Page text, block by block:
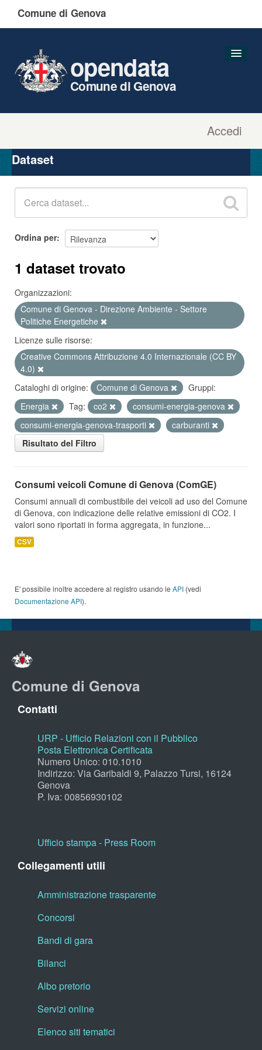
Comune di Genova
Accedi
opendata
Comune di Genova
Organizzazioni
Gruppi
Dataset
Ordina per
1 dataset trovato
Organizzazioni:
Comune di Genova - Direzione Ambiente - Settore
Politiche Energetiche
Licenze sulle risorse:
Creative Commons Attribuzione 4.0 Internazionale (CC BY
4.0)
Cataloghi di origine:
Comune di Genova
Gruppi:
Energia
Tag: co2
consumi-energia-genova
consumi-energia-genova-trasporti
carburanti
Risultato del Filtro
Consumi veicoli Comune di Genova (ComGE)
Consumi annuali di combustibile dei veicoli ad uso del Comune
di Genova, con indicazione delle relative emissioni di CO2. I
valori sono riportati in forma aggregata, in funzione...
CSV
E' possibile inoltre accedere al registro usando le API (vedi
Documentazione API).
Comune di Genova
Contatti
URP - Ufficio Relazioni con il Pubblico
Posta Elettronica Certificata
Numero Unico: 010.1010
Indirizzo: Via Garibaldi 9, Palazzo Tursi, 16124
Genova
P. Iva: 00856930102
Ufficio stampa - Press Room
Collegamenti utili
Amministrazione trasparente
Concorsi
Bandi di gara
Bilanci
Albo pretorio
Servizi online
Elenco siti tematici